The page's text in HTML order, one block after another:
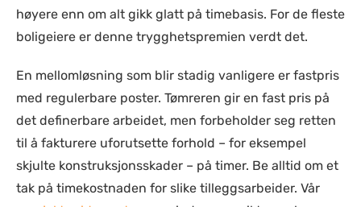
høyere enn om alt gikk glatt på timebasis. For de fleste
boligeiere er denne trygghetspremien verdt det.
En mellomløsning som blir stadig vanligere er fastpris
med regulerbare poster. Tømreren gir en fast pris på
det definerbare arbeidet, men forbeholder seg retten
til å fakturere uforutsette forhold – for eksempel
skjulte konstruksjonsskader – på timer. Be alltid om et
tak på timekostnaden for slike tilleggsarbeider. Vår